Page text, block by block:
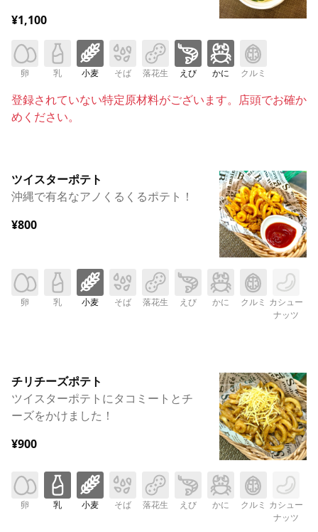
¥1,100
卵 乳 小麦 そば 落花生 えび かに クルミ
登録されていない特定原材料がございます。店頭でお確か
めください。
ツイスターポテト
沖縄で有名なアノくるくるポテト！
¥800
卵 乳 小麦 そば 落花生 えび かに クルミ カシュー
ナッツ
チリチーズポテト
ツイスターポテトにタコミートとチ
ーズをかけました！
¥900
卵 乳 小麦 そば 落花生 えび かに クルミ カシュー
ナッツ